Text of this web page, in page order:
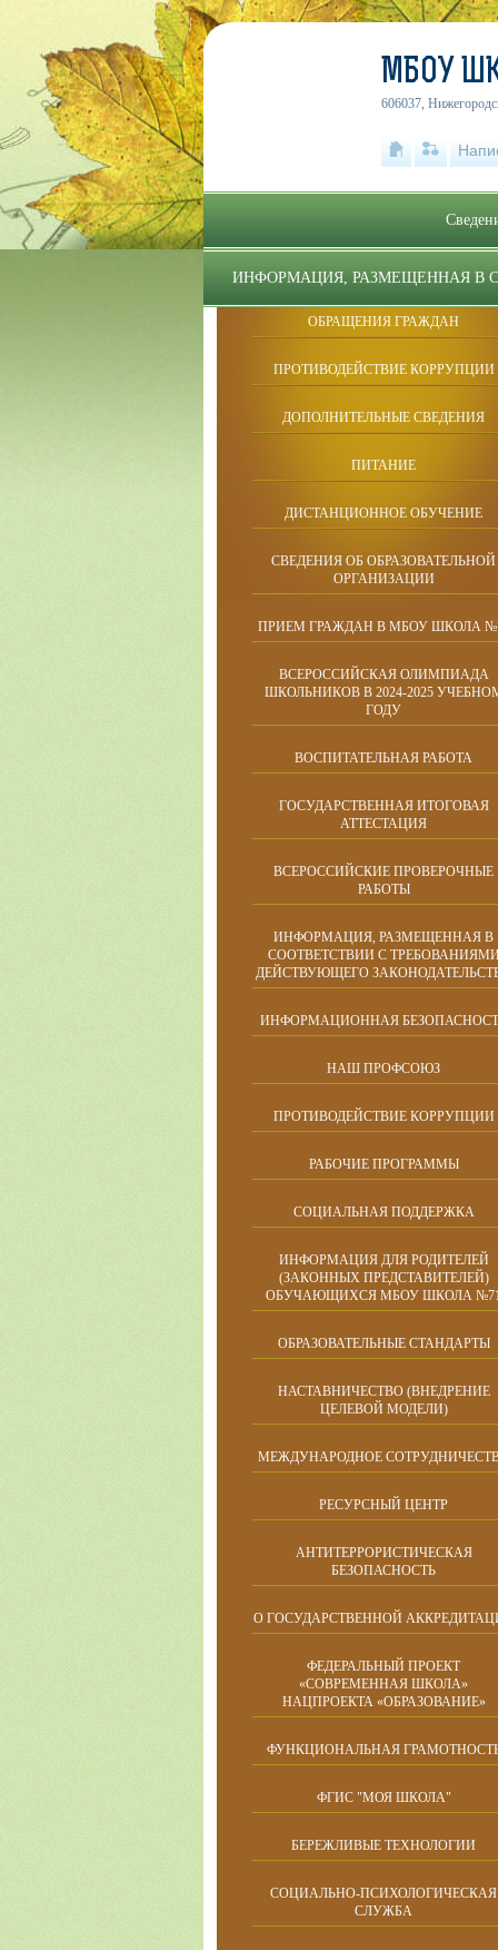
ОБРАЩЕНИЯ ГРАЖДАН
ПРОТИВОДЕЙСТВИЕ КОРРУПЦИИ
ДОПОЛНИТЕЛЬНЫЕ СВЕДЕНИЯ
ПИТАНИЕ
ДИСТАНЦИОННОЕ ОБУЧЕНИЕ
СВЕДЕНИЯ ОБ ОБРАЗОВАТЕЛЬНОЙ
ОРГАНИЗАЦИИ
ПРИЕМ ГРАЖДАН В МБОУ ШКОЛА
ВСЕРОССИЙСКАЯ ОЛИМПИАДА
ШКОЛЬНИКОВ В 2024-2025
ГОДУ
ВОСПИТАТЕЛЬНАЯ РАБОТА
ГОСУДАРСТВЕННАЯ ИТОГОВАЯ
АТТЕСТАЦИЯ
ВСЕРОССИЙСКИЕ ПРОВЕРОЧНЫЕ
РАБОТЫ
ИНФОРМАЦИЯ, РАЗМЕЩЕННАЯ В
СООТВЕТСТВИИ С ТРЕБОВАНИЯМИ
ДЕЙСТВУЮЩЕГО
ИНФОРМАЦИОННАЯ
НАШ ПРОФСОЮЗ
ПРОТИВОДЕЙСТВИЕ КОРРУПЦИИ
РАБОЧИЕ ПРОГРАММЫ
СОЦИАЛЬНАЯ ПОДДЕРЖКА
ИНФОРМАЦИЯ ДЛЯ РОДИТЕЛЕЙ
(ЗАКОННЫХ ПРЕДСТАВИТЕЛЕЙ)
ОБУЧАЮЩИХСЯ МБОУ ШКОЛА
ОБРАЗОВАТЕЛЬНЫЕ СТАНДАРТЫ
НАСТАВНИЧЕСТВО (ВНЕДРЕНИЕ
ЦЕЛЕВОЙ МОДЕЛИ)
МЕЖДУНАРОДНОЕ
РЕСУРСНЫЙ ЦЕНТР
АНТИТЕРРОРИСТИЧЕСКАЯ
БЕЗОПАСНОСТЬ
О ГОСУДАРСТВЕННОЙ
ФЕДЕРАЛЬНЫЙ ПРОЕКТ
«СОВРЕМЕННАЯ ШКОЛА»
НАЦПРОЕКТА «ОБРАЗОВАНИЕ»
ФУНКЦИОНАЛЬНАЯ
ФГИС "МОЯ ШКОЛА"
БЕРЕЖЛИВЫЕ ТЕХНОЛОГИИ
СОЦИАЛЬНО-ПСИХОЛОГИЧЕСКАЯ
СЛУЖБА
МБОУ
606037,
ИНФОРМАЦИЯ, РАЗМЕЩЕННАЯ В